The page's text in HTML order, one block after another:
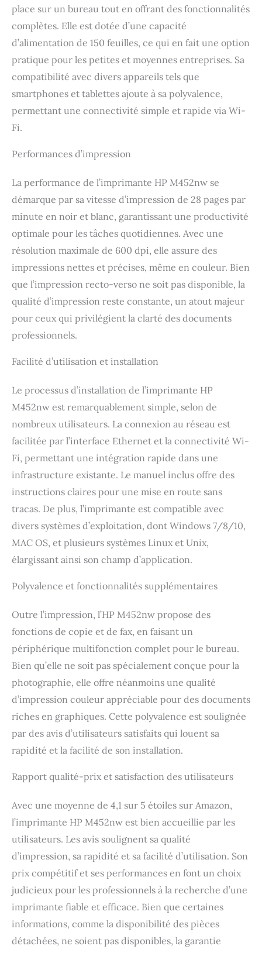
place sur un bureau tout en offrant des fonctionnalités
complètes. Elle est dotée d’une capacité
d’alimentation de 150 feuilles, ce qui en fait une option
pratique pour les petites et moyennes entreprises. Sa
compatibilité avec divers appareils tels que
smartphones et tablettes ajoute à sa polyvalence,
permettant une connectivité simple et rapide via Wi-
Fi.
Performances d’impression
La performance de l’imprimante HP M452nw se
démarque par sa vitesse d’impression de 28 pages par
minute en noir et blanc, garantissant une productivité
optimale pour les tâches quotidiennes. Avec une
résolution maximale de 600 dpi, elle assure des
impressions nettes et précises, même en couleur. Bien
que l’impression recto-verso ne soit pas disponible, la
qualité d’impression reste constante, un atout majeur
pour ceux qui privilégient la clarté des documents
professionnels.
Facilité d’utilisation et installation
Le processus d’installation de l’imprimante HP
M452nw est remarquablement simple, selon de
nombreux utilisateurs. La connexion au réseau est
facilitée par l’interface Ethernet et la connectivité Wi-
Fi, permettant une intégration rapide dans une
infrastructure existante. Le manuel inclus offre des
instructions claires pour une mise en route sans
tracas. De plus, l’imprimante est compatible avec
divers systèmes d’exploitation, dont Windows 7/8/10,
MAC OS, et plusieurs systèmes Linux et Unix,
élargissant ainsi son champ d’application.
Polyvalence et fonctionnalités supplémentaires
Outre l’impression, l’HP M452nw propose des
fonctions de copie et de fax, en faisant un
périphérique multifonction complet pour le bureau.
Bien qu’elle ne soit pas spécialement conçue pour la
photographie, elle offre néanmoins une qualité
d’impression couleur appréciable pour des documents
riches en graphiques. Cette polyvalence est soulignée
par des avis d’utilisateurs satisfaits qui louent sa
rapidité et la facilité de son installation.
Rapport qualité-prix et satisfaction des utilisateurs
Avec une moyenne de 4,1 sur 5 étoiles sur Amazon,
l’imprimante HP M452nw est bien accueillie par les
utilisateurs. Les avis soulignent sa qualité
d’impression, sa rapidité et sa facilité d’utilisation. Son
prix compétitif et ses performances en font un choix
judicieux pour les professionnels à la recherche d’une
imprimante fiable et efficace. Bien que certaines
informations, comme la disponibilité des pièces
détachées, ne soient pas disponibles, la garantie